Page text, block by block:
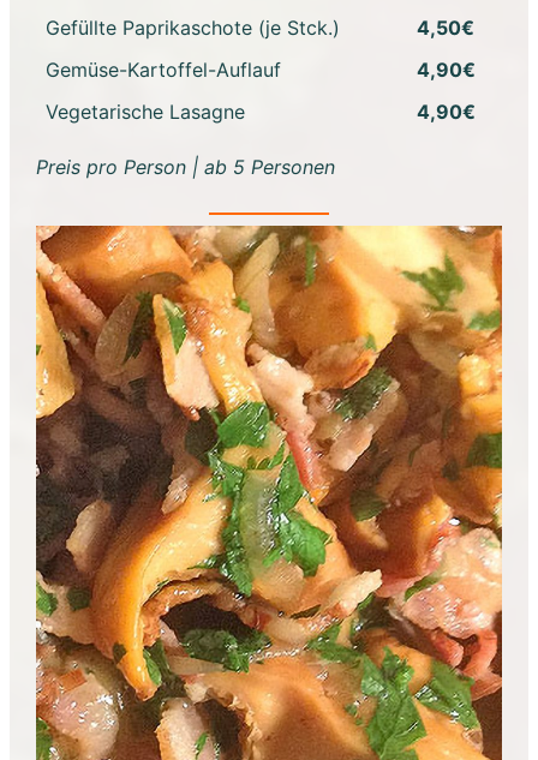
Gefüllte Paprikaschote (je Stck.)
4,50€
Gemüse-Kartoffel-Auflauf
4,90€
Vegetarische Lasagne
4,90€
Preis pro Person | ab 5 Personen